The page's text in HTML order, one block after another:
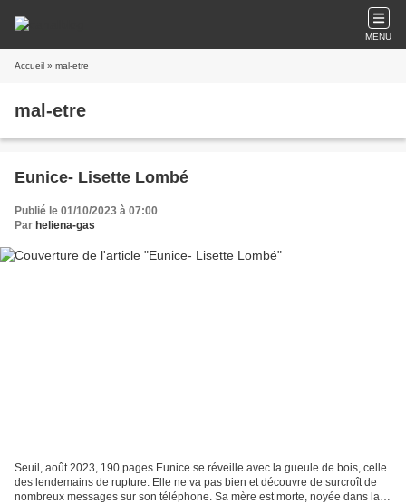
MENU
Accueil » mal-etre
mal-etre
Eunice- Lisette Lombé
Publié le 01/10/2023 à 07:00
Par heliena-gas
Seuil, août 2023, 190 pages Eunice se réveille avec la gueule de bois, celle
des lendemains de rupture. Elle ne va pas bien et découvre de surcroît de
nombreux messages sur son téléphone. Sa mère est morte, noyée dans la